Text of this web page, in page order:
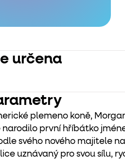
určena
plemeno koně,
narodilo první hříbátko
svého nového majitele
uznávaný pro svou sílu,